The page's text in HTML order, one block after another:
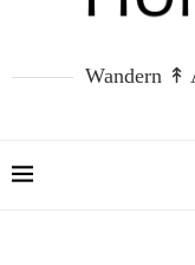
Wandern ↟